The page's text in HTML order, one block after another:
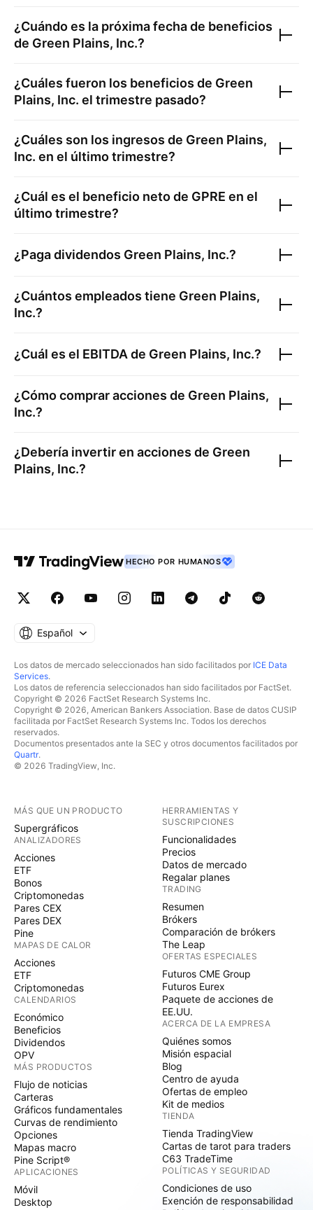
¿Cuándo es la próxima fecha de beneficios
de Green Plains, Inc.?
¿Cuáles fueron los beneficios de Green
Plains, Inc. el trimestre pasado?
¿Cuáles son los ingresos de Green Plains,
Inc. en el último trimestre?
¿Cuál es el beneficio neto de GPRE en el
último trimestre?
¿Paga dividendos Green Plains, Inc.?
¿Cuántos empleados tiene Green Plains,
Inc.?
¿Cuál es el EBITDA de Green Plains, Inc.?
¿Cómo comprar acciones de Green Plains,
Inc.?
¿Debería invertir en acciones de Green
Plains, Inc.?
HECHO POR HUMANOS
Español
Los datos de mercado seleccionados han sido facilitados por ICE Data
Services.
Los datos de referencia seleccionados han sido facilitados por FactSet.
Copyright © 2026 FactSet Research Systems Inc.
Copyright © 2026, American Bankers Association. Base de datos CUSIP
facilitada por FactSet Research Systems Inc. Todos los derechos
reservados.
Documentos presentados ante la SEC y otros documentos facilitados por
Quartr.
© 2026 TradingView, Inc.
MÁS QUE UN PRODUCTO
Supergráficos
ANALIZADORES
Acciones
ETF
Bonos
Criptomonedas
Pares CEX
Pares DEX
Pine
MAPAS DE CALOR
Acciones
ETF
Criptomonedas
CALENDARIOS
Económico
Beneficios
Dividendos
OPV
MÁS PRODUCTOS
Flujo de noticias
Carteras
Gráficos fundamentales
Curvas de rendimiento
Opciones
Mapas macro
Pine Script®
APLICACIONES
Móvil
Desktop
HERRAMIENTAS Y
SUSCRIPCIONES
Funcionalidades
Precios
Datos de mercado
Regalar planes
TRADING
Resumen
Brókers
Comparación de brókers
The Leap
OFERTAS ESPECIALES
Futuros CME Group
Futuros Eurex
Paquete de acciones de
EE.UU.
ACERCA DE LA EMPRESA
Quiénes somos
Misión espacial
Blog
Centro de ayuda
Ofertas de empleo
Kit de medios
TIENDA
Tienda TradingView
Cartas de tarot para traders
C63 TradeTime
POLÍTICAS Y SEGURIDAD
Condiciones de uso
Exención de responsabilidad